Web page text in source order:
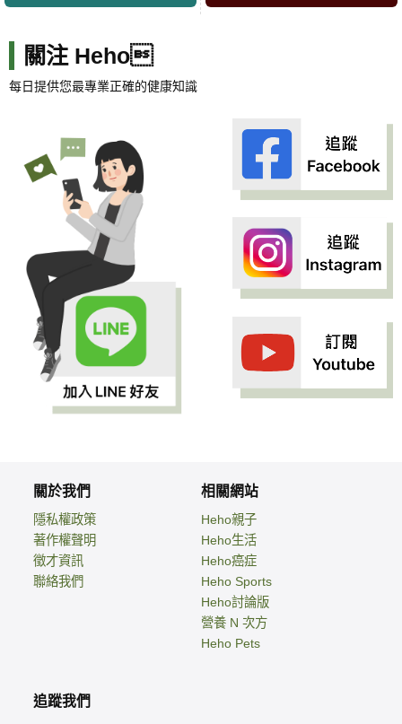
關注 Heho
每日提供您最專業正確的健康知識
關於我們
隱私權政策
著作權聲明
徵才資訊
聯絡我們
相關網站
Heho親子
Heho生活
Heho癌症
Heho Sports
Heho討論版
營養 N 次方
Heho Pets
追蹤我們